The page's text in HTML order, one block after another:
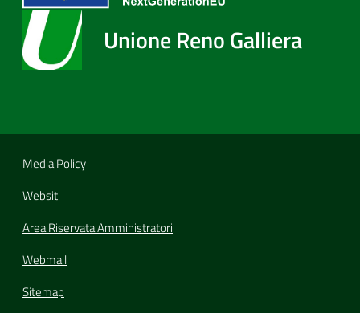
Unione Reno Galliera
Media Policy
Websit
Area Riservata Amministratori
Webmail
Sitemap